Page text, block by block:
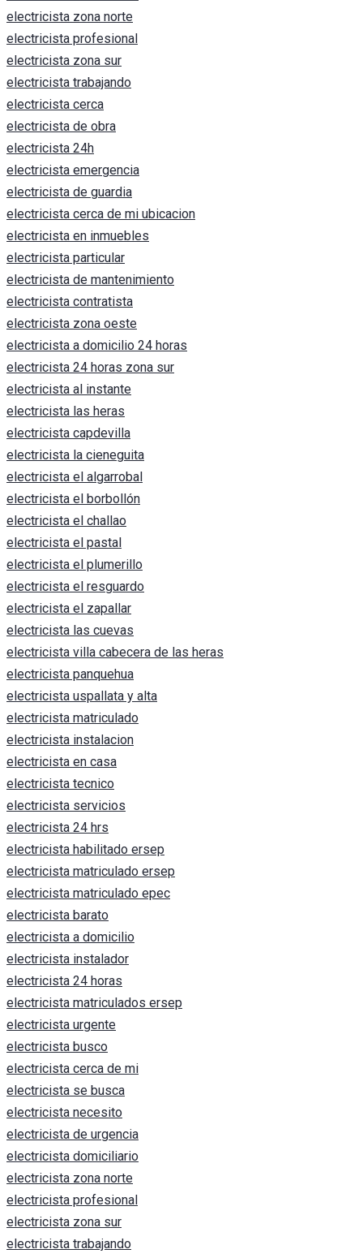
electricista zona norte
electricista profesional
electricista zona sur
electricista trabajando
electricista cerca
electricista de obra
electricista 24h
electricista emergencia
electricista de guardia
electricista cerca de mi ubicacion
electricista en inmuebles
electricista particular
electricista de mantenimiento
electricista contratista
electricista zona oeste
electricista a domicilio 24 horas
electricista 24 horas zona sur
electricista al instante
electricista las heras
electricista capdevilla
electricista la cieneguita
electricista el algarrobal
electricista el borbollón
electricista el challao
electricista el pastal
electricista el plumerillo
electricista el resguardo
electricista el zapallar
electricista las cuevas
electricista villa cabecera de las heras
electricista panquehua
electricista uspallata y alta
electricista matriculado
electricista instalacion
electricista en casa
electricista tecnico
electricista servicios
electricista 24 hrs
electricista habilitado ersep
electricista matriculado ersep
electricista matriculado epec
electricista barato
electricista a domicilio
electricista instalador
electricista 24 horas
electricista matriculados ersep
electricista urgente
electricista busco
electricista cerca de mi
electricista se busca
electricista necesito
electricista de urgencia
electricista domiciliario
electricista zona norte
electricista profesional
electricista zona sur
electricista trabajando